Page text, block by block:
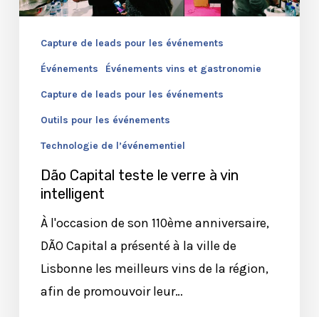
vin
Capture de leads pour les événements
Événements Événements vins et gastronomie
Capture de leads pour les événements
Outils pour les événements
Technologie de l’événementiel
Dão Capital teste le verre à vin
intelligent
À l'occasion de son 110ème anniversaire,
DÃO Capital a présenté à la ville de
Lisbonne les meilleurs vins de la région,
afin de promouvoir leur…